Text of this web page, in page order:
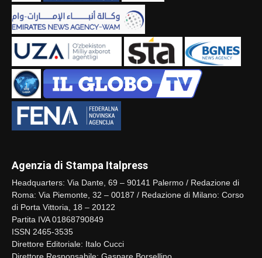
Agenzia di Stampa Italpress
Headquarters: Via Dante, 69 – 90141 Palermo / Redazione di
Roma: Via Piemonte, 32 – 00187 / Redazione di Milano: Corso
di Porta Vittoria, 18 – 20122
Partita IVA 01868790849
ISSN 2465-3535
Direttore Editoriale: Italo Cucci
Direttore Responsabile: Gaspare Borsellino